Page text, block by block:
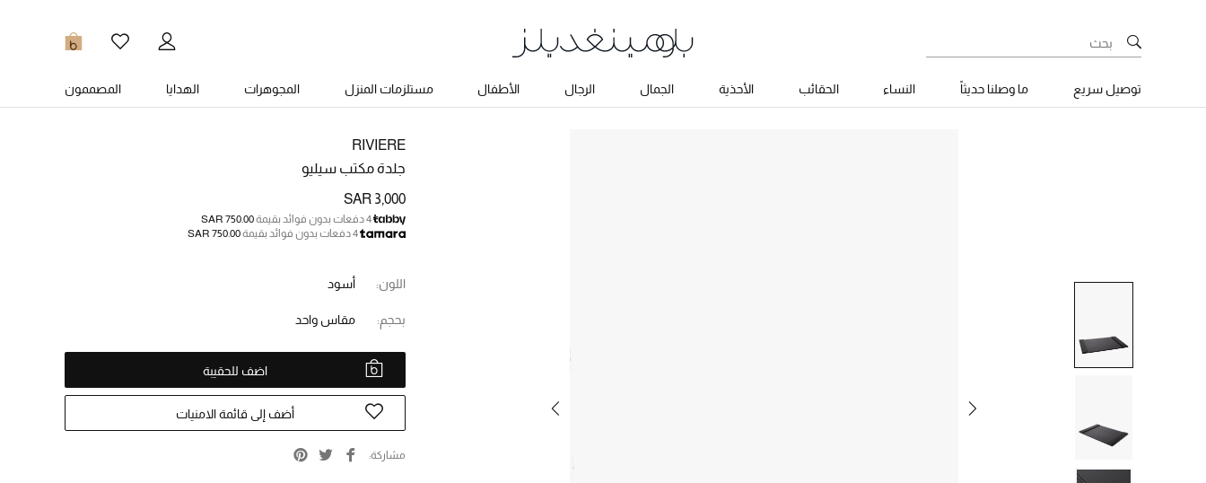
0
توصيل سريع ما وصلنا حديثاً النساء الحقائب الأحذية الجمال الرجال الأطفال مستلزمات المنزل المجوهرات الهدايا المصممون
RIVIERE
جلدة مكتب سيليو
SAR 3,000
4 دفعات بدون فوائد بقيمة
SAR 750.00
4 دفعات بدون فوائد بقيمة
SAR 750.00
اللون: أسود
بحجم: مقاس واحد
اضف للحقيبة
أضف إلى قائمة الامنيات
مشاركة